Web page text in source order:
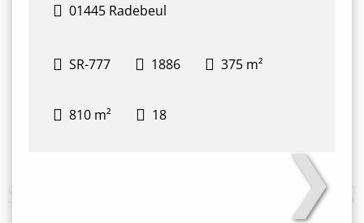
01445 Radebeul
SR-777 1886 375 m²
810 m² 18
❯